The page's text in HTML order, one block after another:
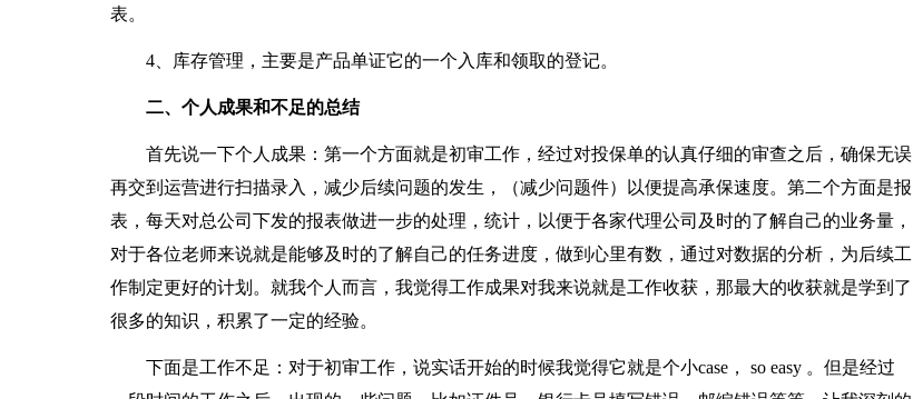
表。
4、库存管理，主要是产品单证它的一个入库和领取的登记。
二、个人成果和不足的总结
首先说一下个人成果：第一个方面就是初审工作，经过对投保单的认真仔细的审查之后，确保无误
再交到运营进行扫描录入，减少后续问题的发生，（减少问题件）以便提高承保速度。第二个方面是报
表，每天对总公司下发的报表做进一步的处理，统计，以便于各家代理公司及时的了解自己的业务量，
对于各位老师来说就是能够及时的了解自己的任务进度，做到心里有数，通过对数据的分析，为后续工
作制定更好的计划。就我个人而言，我觉得工作成果对我来说就是工作收获，那最大的收获就是学到了
很多的知识，积累了一定的经验。
下面是工作不足：对于初审工作，说实话开始的时候我觉得它就是个小case， so easy 。但是经过